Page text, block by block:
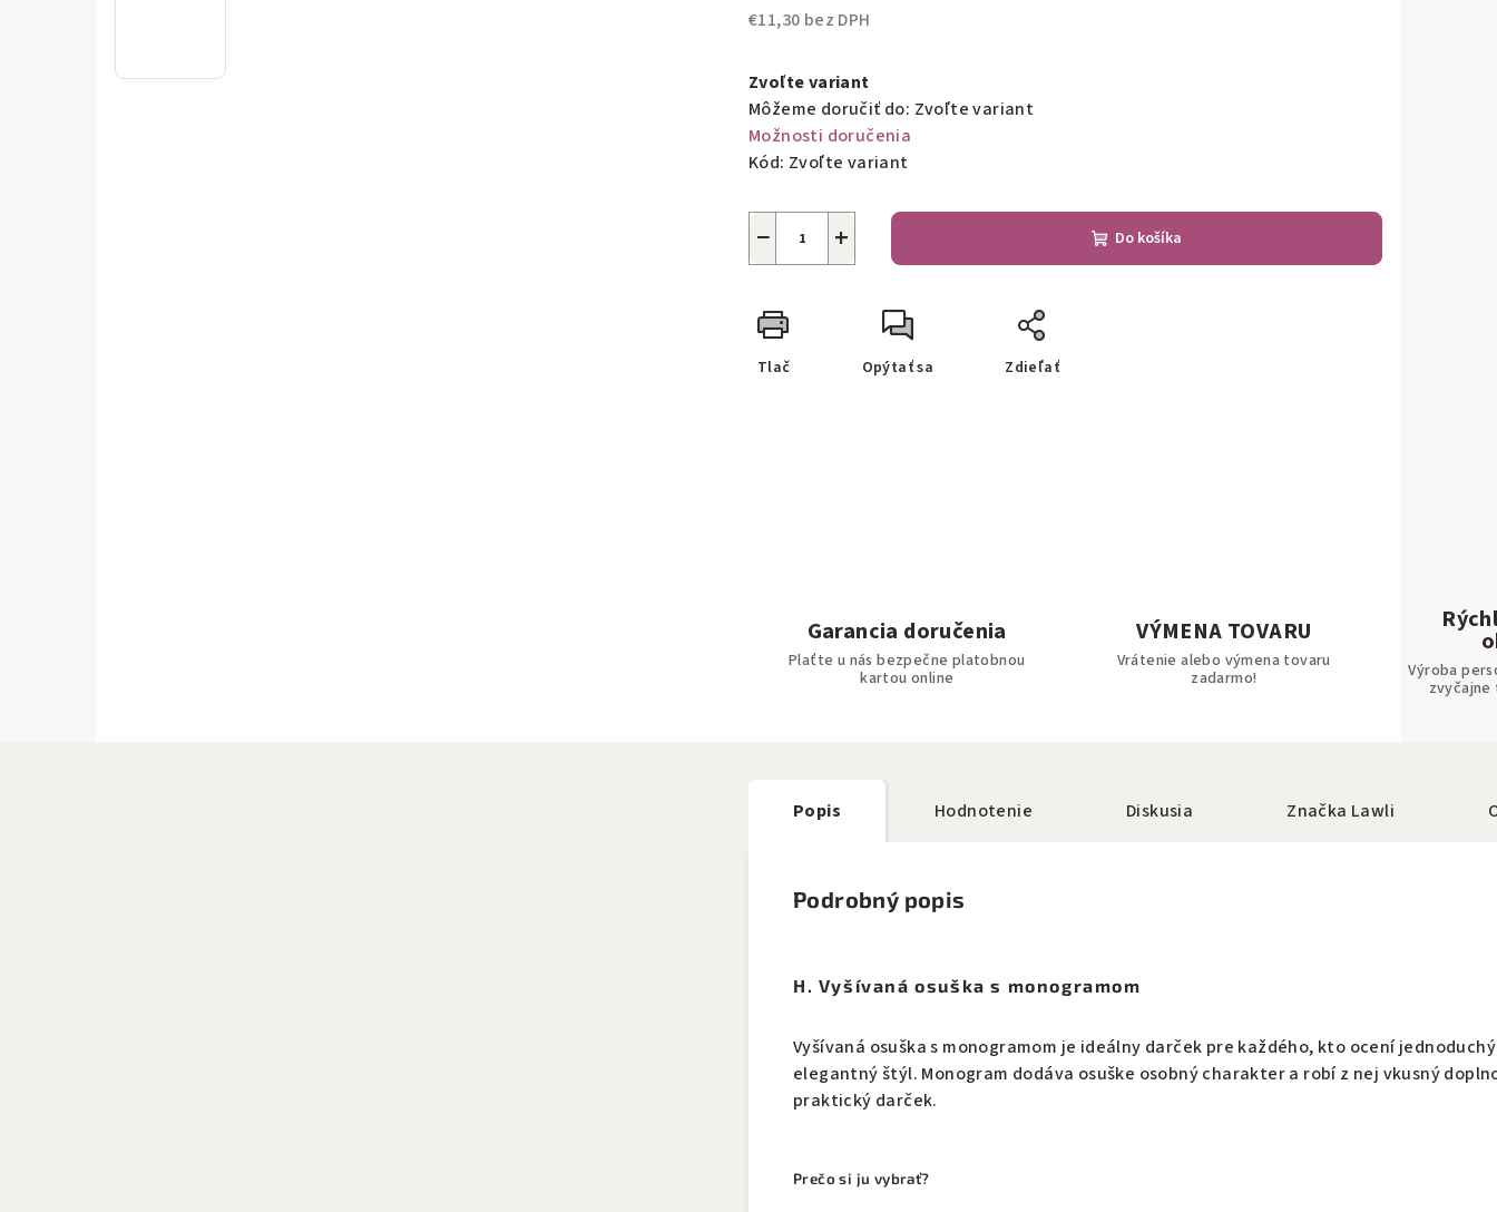
€11,30 bez DPH
cena:
Zvoľte variant
Môžeme doručiť do: Zvoľte variant
Možnosti doručenia
Kód: Zvoľte variant
+
− Do košíka
Tlač Opýtať sa Zdieľať
Garancia doručenia
Plaťte u nás bezpečne platobnou
kartou online
VÝMENA TOVARU
Vrátenie alebo výmena tovaru
zadarmo!
Výroba
zvyčajne
Popis Hodnotenie Diskusia Značka Lawli
Podrobný popis
H. Vyšívaná osuška s monogramom
Vyšívaná osuška s monogramom je ideálny darček pre každého, kto ocení
elegantný štýl. Monogram dodáva osuške osobný charakter a robí z nej vkusný
praktický darček.
Prečo si ju vybrať?